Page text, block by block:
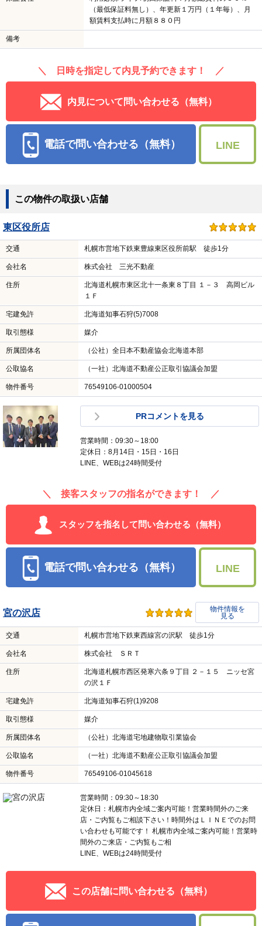
（最低保証料無し）、年更新１万円（１年毎）、月
額賃料支払時に月額８８０円
備考
＼ 日時を指定して内見予約できます！ ／
内見について問い合わせる（無料）
電話で問い合わせる（無料） LINE
この物件の取扱い店舗
東区役所店
交通 札幌市営地下鉄東豊線東区役所前駅 徒歩1分
会社名 株式会社 三光不動産
住所
北海道札幌市東区北十一条東８丁目 １－３ 高岡ビル
１Ｆ
宅建免許 北海道知事石狩(5)7008
取引態様 媒介
所属団体名 （公社）全日本不動産協会北海道本部
公取協名 （一社）北海道不動産公正取引協議会加盟
物件番号 76549106-01000504
PRコメントを見る
営業時間：09:30～18:00
定休日：8月14日・15日・16日
LINE、WEBは24時間受付
＼ 接客スタッフの指名ができます！ ／
スタッフを指名して問い合わせる（無料）
電話で問い合わせる（無料） LINE
宮の沢店
物件情報を
見る
交通 札幌市営地下鉄東西線宮の沢駅 徒歩1分
会社名 株式会社 ＳＲＴ
住所
北海道札幌市西区発寒六条９丁目 ２－１５ ニッセ宮
の沢１Ｆ
宅建免許 北海道知事石狩(1)9208
取引態様 媒介
所属団体名 （公社）北海道宅地建物取引業協会
公取協名 （一社）北海道不動産公正取引協議会加盟
物件番号 76549106-01045618
営業時間：09:30～18:30
定休日：札幌市内全域ご案内可能！営業時間外のご来
店・ご内覧もご相談下さい！時間外はＬＩＮＥでのお問
い合わせも可能です！ 札幌市内全域ご案内可能！営業時
間外のご来店・ご内覧もご相
LINE、WEBは24時間受付
この店舗に問い合わせる（無料）